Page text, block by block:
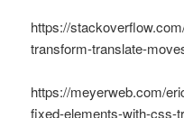
https://
transform-translate-
https://meyerweb.com/
fixed-elements-with-css-